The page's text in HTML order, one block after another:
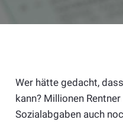
Wer hätte gedacht,
kann? Millionen
Sozialabgaben auch